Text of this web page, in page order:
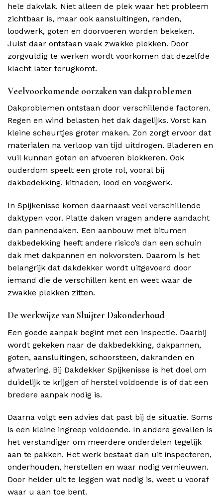
hele dakvlak. Niet alleen de plek waar het probleem
zichtbaar is, maar ook aansluitingen, randen,
loodwerk, goten en doorvoeren worden bekeken.
Juist daar ontstaan vaak zwakke plekken. Door
zorgvuldig te werken wordt voorkomen dat dezelfde
klacht later terugkomt.
Veelvoorkomende oorzaken van dakproblemen
Dakproblemen ontstaan door verschillende factoren.
Regen en wind belasten het dak dagelijks. Vorst kan
kleine scheurtjes groter maken. Zon zorgt ervoor dat
materialen na verloop van tijd uitdrogen. Bladeren en
vuil kunnen goten en afvoeren blokkeren. Ook
ouderdom speelt een grote rol, vooral bij
dakbedekking, kitnaden, lood en voegwerk.
In Spijkenisse komen daarnaast veel verschillende
daktypen voor. Platte daken vragen andere aandacht
dan pannendaken. Een aanbouw met bitumen
dakbedekking heeft andere risico’s dan een schuin
dak met dakpannen en nokvorsten. Daarom is het
belangrijk dat dakdekker wordt uitgevoerd door
iemand die de verschillen kent en weet waar de
zwakke plekken zitten.
De werkwijze van Sluijter Dakonderhoud
Een goede aanpak begint met een inspectie. Daarbij
wordt gekeken naar de dakbedekking, dakpannen,
goten, aansluitingen, schoorsteen, dakranden en
afwatering. Bij Dakdekker Spijkenisse is het doel om
duidelijk te krijgen of herstel voldoende is of dat een
bredere aanpak nodig is.
Daarna volgt een advies dat past bij de situatie. Soms
is een kleine ingreep voldoende. In andere gevallen is
het verstandiger om meerdere onderdelen tegelijk
aan te pakken. Het werk bestaat dan uit inspecteren,
onderhouden, herstellen en waar nodig vernieuwen.
Door helder uit te leggen wat nodig is, weet u vooraf
waar u aan toe bent.